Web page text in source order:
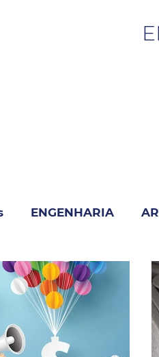
ENGENHARIA
& TELECOM
& SUSTENTABILIDADE